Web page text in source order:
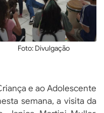
Foto: Divulgação
e ao Adolescente
semana, a visita da